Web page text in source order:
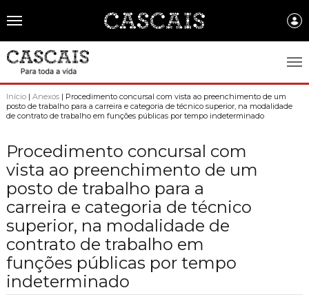
Português
CASCAIS.PT
CASCAIS
SOBRE CASCAIS:
História
Gastronomia
Brasão de Cascais
Arquivo Historico
Recursos educativos - história e património
GOVERNO LOCAL:
Assembleia Municipal
Câmara Municipal
Gestão administrativa e financeira
Projetos Cofinanciados
FREGUESIAS:
Alcabideche
Carcavelos e Parede
Cascais e Estoril
EMPRESAS MUNICIPAIS:
Cascais Ambiente
Cascais Dinâmica
FACTOS E NÚMEROS:
COMUNICAÇÃO:
Início| Anexos| Procedimento concursal com vista ao preenchimento de um
posto de trabalho para a carreira e categoria de técnico superior, na modalidade
de contrato de trabalho em funções públicas por tempo indeterminado
Procedimento concursal com
vista ao preenchimento de um
posto de trabalho para a
carreira e categoria de técnico
superior, na modalidade de
contrato de trabalho em
funções públicas por tempo
indeterminado